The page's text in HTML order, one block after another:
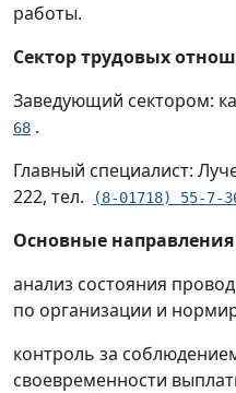
работы.
Сектор трудовых
Заведующий сектором:
68 .
Главный специалист:
222, тел.
(8-01718) 55-7-
Основные
анализ состояния
по организации и
контроль за
своевременности